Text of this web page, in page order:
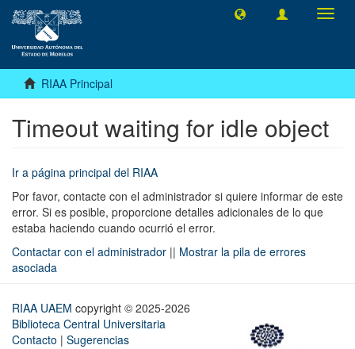
RIAA Principal
Timeout waiting for idle object
Ir a página principal del RIAA
Por favor, contacte con el administrador si quiere informar de este
error. Si es posible, proporcione detalles adicionales de lo que
estaba haciendo cuando ocurrió el error.
Contactar con el administrador || Mostrar la pila de errores
asociada
RIAA UAEM copyright © 2025-2026
Biblioteca Central Universitaria
Contacto | Sugerencias